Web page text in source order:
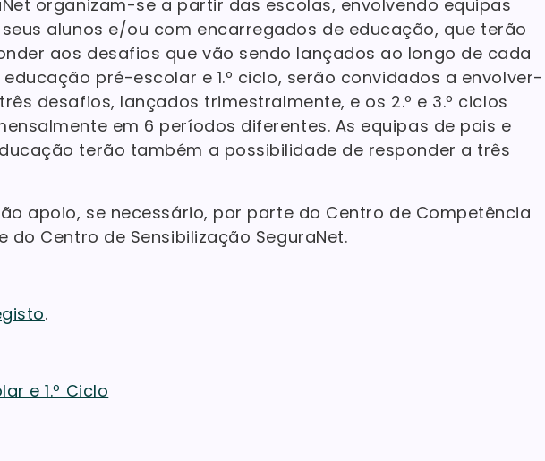
organizam-se a partir das escolas, envolvendo equipas
alunos e/ou com encarregados de educação, que terão
aos desafios que vão sendo lançados ao longo de cada
pré-escolar e 1.º ciclo, serão convidados a envolver-
desafios, lançados trimestralmente, e os 2.º e 3.º ciclos
em 6 períodos diferentes. As equipas de pais e
terão também a possibilidade de responder a três
apoio, se necessário, por parte do Centro de Competência
do Centro de Sensibilização SeguraNet.
.
e 1.º Ciclo